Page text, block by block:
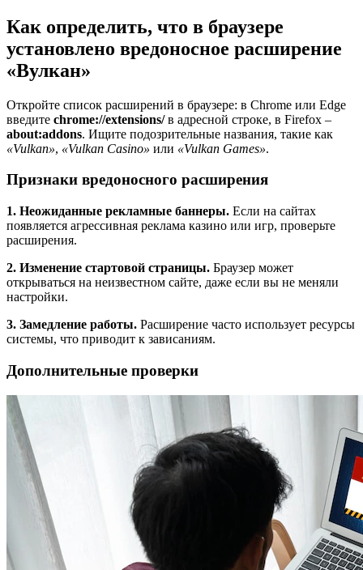
Как определить, что в браузере
установлено вредоносное расширение
«Вулкан»
Откройте список расширений в браузере: в Chrome или Edge
введите chrome://extensions/в адресной строке, в Firefox –
about:addons. Ищите подозрительные названия, такие как
«Vulkan», «Vulkan Casino» или «Vulkan Games».
Признаки вредоносного расширения
1. Неожиданные рекламные баннеры. Если на сайтах
появляется агрессивная реклама казино или игр, проверьте
расширения.
2. Изменение стартовой страницы. Браузер может
открываться на неизвестном сайте, даже если вы не меняли
настройки.
3. Замедление работы. Расширение часто использует ресурсы
системы, что приводит к зависаниям.
Дополнительные проверки